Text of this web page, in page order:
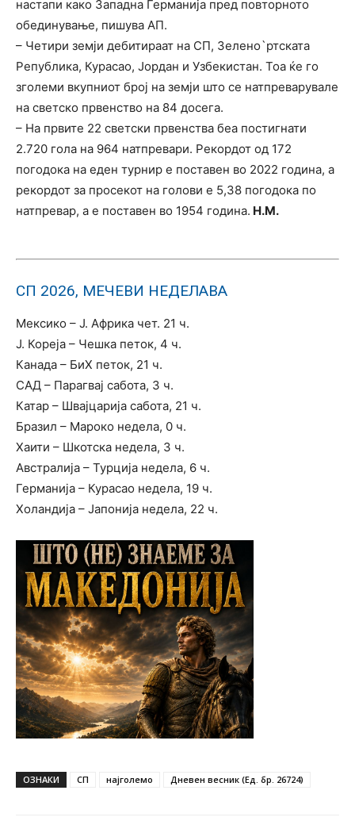
настапи како Западна Германија пред повторното
обединување, пишува АП.
– Четири земји дебитираат на СП, Зелено`ртската
Република, Курасао, Јордан и Узбекистан. Тоа ќе го
зголеми вкупниот број на земји што се натпреварувале
на светско првенство на 84 досега.
– На првите 22 светски првенства беа постигнати
2.720 гола на 964 натпревари. Рекордот од 172
погодока на еден турнир е поставен во 2022 година, а
рекордот за просекот на голови е 5,38 погодока по
натпревар, а е поставен во 1954 година. Н.М.
СП 2026, МЕЧЕВИ НЕДЕЛАВА
Мексико – Ј. Африка чет. 21 ч.
Ј. Кореја – Чешка петок, 4 ч.
Канада – БиХ петок, 21 ч.
САД – Парагвај сабота, 3 ч.
Катар – Швајцарија сабота, 21 ч.
Бразил – Мароко недела, 0 ч.
Хаити – Шкотска недела, 3 ч.
Австралија – Турција недела, 6 ч.
Германија – Курасао недела, 19 ч.
Холандија – Јапонија недела, 22 ч.
ОЗНАКИ СП најголемо Дневен весник (Ед. бр. 26724)